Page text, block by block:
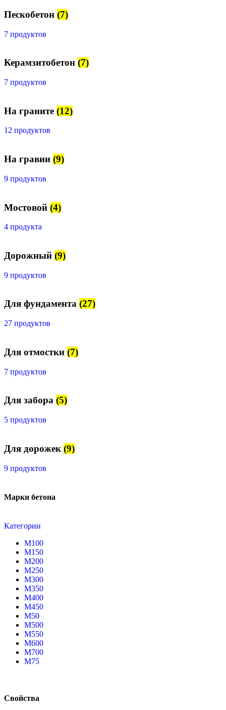
Пескобетон (7)
7 продуктов
Керамзитобетон (7)
7 продуктов
На граните (12)
12 продуктов
На гравии (9)
9 продуктов
Мостовой (4)
4 продукта
Дорожный (9)
9 продуктов
Для фундамента (27)
27 продуктов
Для отмостки (7)
7 продуктов
Для забора (5)
5 продуктов
Для дорожек (9)
9 продуктов
Марки бетона
Категории
М100
М150
М200
М250
М300
М350
М400
М450
М50
М500
М550
М600
М700
М75
Свойства